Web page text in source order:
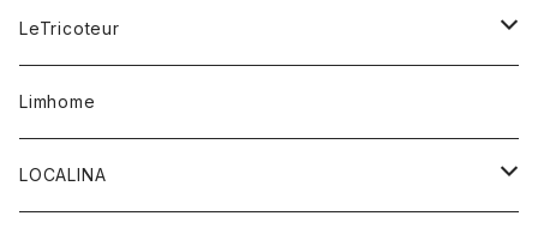
バンダナ
タンクトップ
Tシャツ
コート
シャツ
ボトム
スカート
パンツ
レディース
アウター
トップス
LeTricoteur
カーディガン
Limhome
LOCALINA